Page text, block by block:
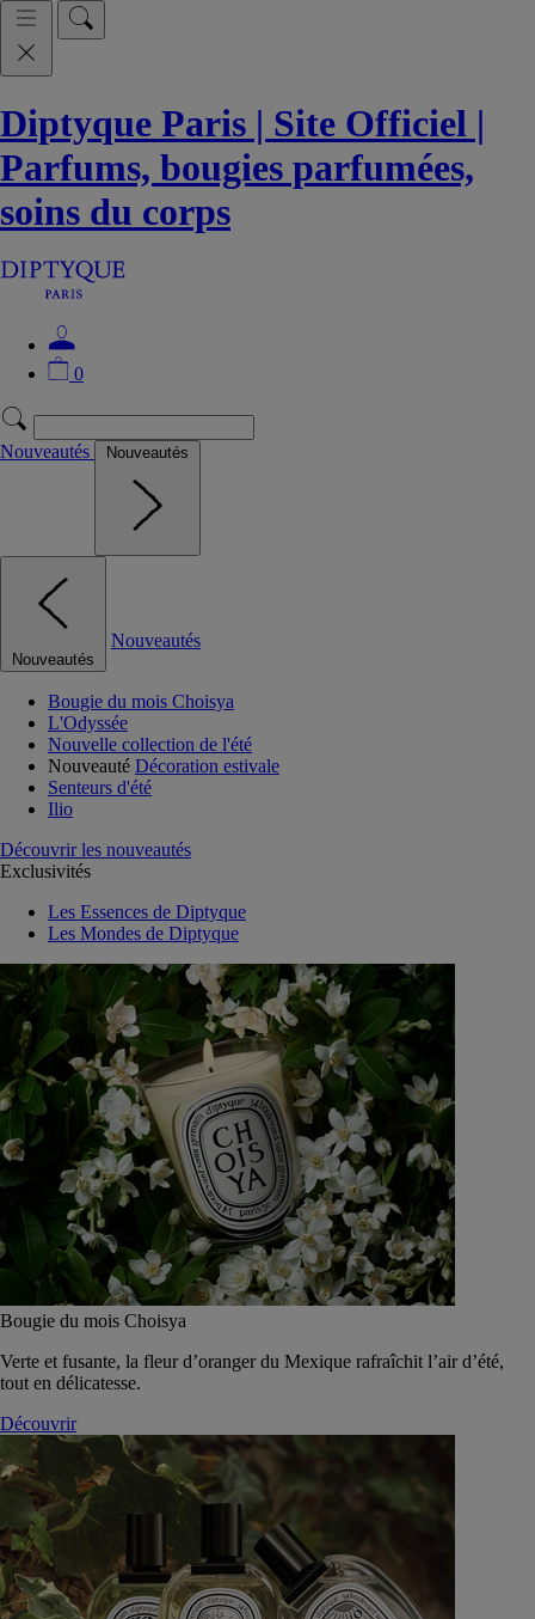
Diptyque Paris | Site Officiel |
Parfums, bougies parfumées,
soins du corps
0
Nouveautés Nouveautés
Nouveautés
Nouveautés
Bougie du mois Choisya
L'Odyssée
Nouvelle collection de l'été
Nouveauté Décoration estivale
Senteurs d'été
Ilio
Découvrir les nouveautés
Exclusivités
Les Essences de Diptyque
Les Mondes de Diptyque
Bougie du mois Choisya
Verte et fusante, la fleur d’oranger du Mexique rafraîchit l’air d’été,
tout en délicatesse.
Découvrir